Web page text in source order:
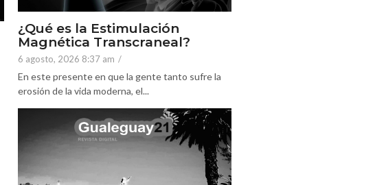
¿Qué es la Estimulación
Magnética Transcraneal?
6 agosto, 2026 8:37 am /
En este presente en que la gente tanto sufre la
erosión de la vida moderna, el...